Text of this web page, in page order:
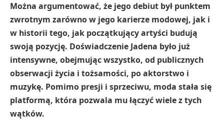
Można argumentować, że jego debiut był punktem
zwrotnym zarówno w jego karierze modowej, jak i
w historii tego, jak początkujący artyści budują
swoją pozycję. Doświadczenie Jadena było już
intensywne, obejmując wszystko, od publicznych
obserwacji życia i tożsamości, po aktorstwo i
muzykę. Pomimo presji i sprzeciwu, moda stała się
platformą, która pozwala mu łączyć wiele z tych
wątków.